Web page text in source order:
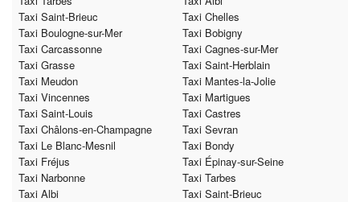
Taxi Saint-Brieuc
Taxi Chelles
Taxi Boulogne-sur-Mer
Taxi Bobigny
Taxi Carcassonne
Taxi Cagnes-sur-Mer
Taxi Grasse
Taxi Saint-Herblain
Taxi Meudon
Taxi Mantes-la-Jolie
Taxi Vincennes
Taxi Martigues
Taxi Saint-Louis
Taxi Castres
Taxi Châlons-en-Champagne
Taxi Sevran
Taxi Le Blanc-Mesnil
Taxi Bondy
Taxi Fréjus
Taxi Épinay-sur-Seine
Taxi Narbonne
Taxi Tarbes
Taxi Albi
Taxi Saint-Brieuc